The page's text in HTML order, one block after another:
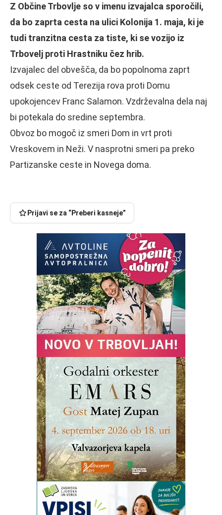
Z Občine Trbovlje so v imenu izvajalca sporočili,
da bo zaprta cesta na ulici Kolonija 1. maja, ki je
tudi tranzitna cesta za tiste, ki se vozijo iz
Trbovelj proti Hrastniku čez hrib.
Izvajalec del obvešča, da bo popolnoma zaprt
odsek ceste od Terezija rova proti Domu
upokojencev Franc Salamon. Vzdrževalna dela naj
bi potekala do sredine septembra.
Obvoz bo mogoč iz smeri Dom in vrt proti
Vreskovem in Neži. V nasprotni smeri pa preko
Partizanske ceste in Novega doma.
Prijavi se za “Preberi kasneje”